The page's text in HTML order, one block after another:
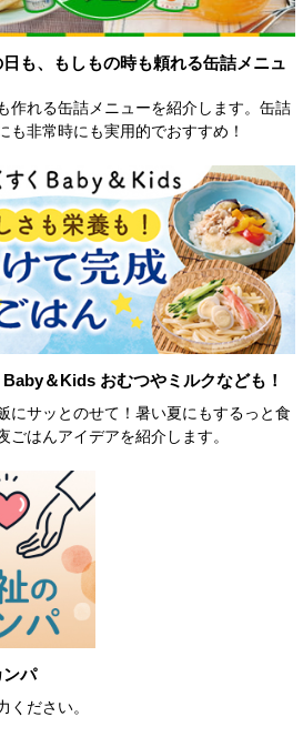
も、もしもの時も頼れる缶詰メニュ
作れる缶詰メニューを紹介します。缶詰
も非常時にも実用的でおすすめ！
＆Kids おむつやミルクなども！
にサッとのせて！暑い夏にもするっと食
ごはんアイデアを紹介します。
パ
ください。